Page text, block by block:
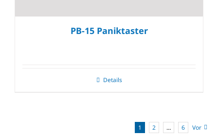
PB-15 Paniktaster
Details
1 2 … 6 Vor